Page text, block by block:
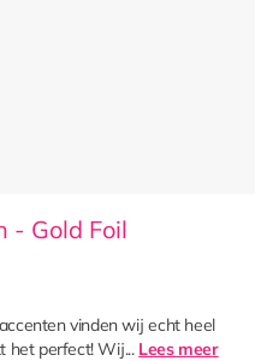
- Gold Foil
vinden wij echt heel
het perfect! Wij... Lees meer